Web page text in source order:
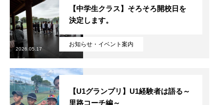
お知らせ・イベント案内
【中学生クラス】そろそろ開校日を
決定します。
2026.05.17
【U1グランプリ】U1経験者は語る～
里路コーチ編～